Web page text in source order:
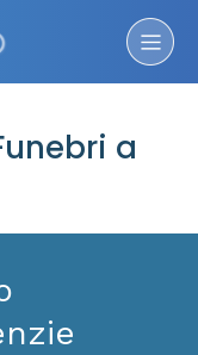
a